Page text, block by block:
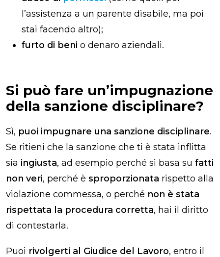
l’assistenza a un parente disabile, ma poi
stai facendo altro);
furto di beni o denaro aziendali.
Si può fare un’impugnazione
della sanzione disciplinare?
Sì, puoi impugnare una sanzione disciplinare.
Se ritieni che la sanzione che ti è stata inflitta
sia ingiusta, ad esempio perché si basa su fatti
non veri, perché è sproporzionata rispetto alla
violazione commessa, o perché non è stata
rispettata la procedura corretta, hai il diritto
di contestarla.
Puoi rivolgerti al Giudice del Lavoro, entro il